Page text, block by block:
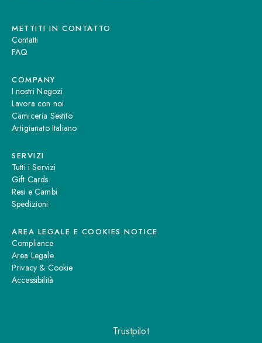
METTITI IN CONTATTO
Contatti
FAQ
COMPANY
I nostri Negozi
Lavora con noi
Camiceria Sestito
Artigianato Italiano
SERVIZI
Tutti i Servizi
Gift Cards
Resi e Cambi
Spedizioni
AREA LEGALE E COOKIES NOTICE
Compliance
Area Legale
Privacy & Cookie
Accessibilità
Trustpilot